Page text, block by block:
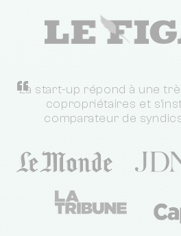
“
La start-up répond à une
copropriétaires et
comparateur de